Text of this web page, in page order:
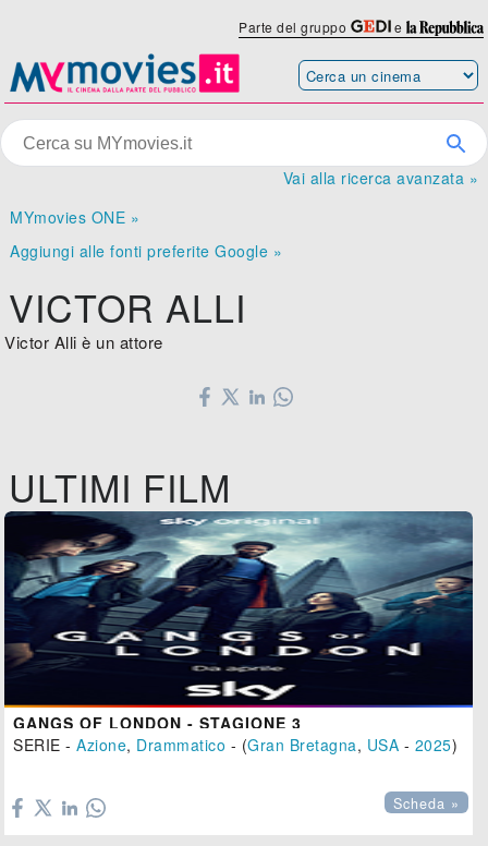
Parte del gruppo e
Vai alla ricerca avanzata »
MYmovies ONE »
Aggiungi alle fonti preferite Google »
VICTOR ALLI
Victor Alli è un attore
ULTIMI FILM
GANGS OF LONDON - STAGIONE 3
SERIE -Azione, Drammatico - (Gran Bretagna, USA - 2025)
Scheda »